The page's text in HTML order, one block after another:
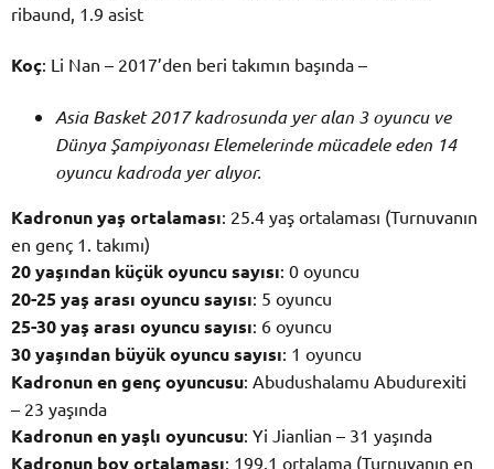
ribaund, 1.9 asist
Koç: Li Nan – 2017’den beri takımın başında –
Asia Basket 2017 kadrosunda yer alan 3 oyuncu ve
Dünya Şampiyonası Elemelerinde mücadele eden 14
oyuncu kadroda yer alıyor.
Kadronun yaş ortalaması: 25.4 yaş ortalaması (Turnuvanın
en genç 1. takımı)
20 yaşından küçük oyuncu sayısı: 0 oyuncu
20-25 yaş arası oyuncu sayısı: 5 oyuncu
25-30 yaş arası oyuncu sayısı: 6 oyuncu
30 yaşından büyük oyuncu sayısı: 1 oyuncu
Kadronun en genç oyuncusu: Abudushalamu Abudurexiti
– 23 yaşında
Kadronun en yaşlı oyuncusu: Yi Jianlian – 31 yaşında
Kadronun boy ortalaması: 199.1 ortalama (Turnuvanın en